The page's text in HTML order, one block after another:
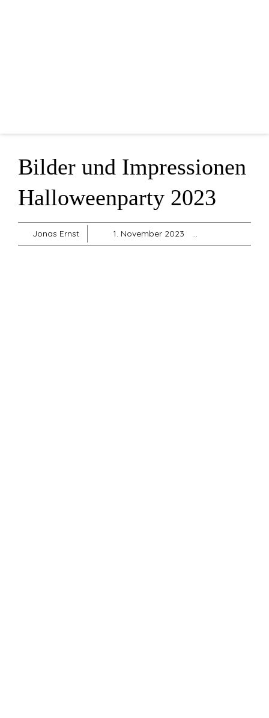
Bilder und Impressionen
Halloweenparty 2023
Jonas Ernst 1. November 2023
Shop
Sonstiges